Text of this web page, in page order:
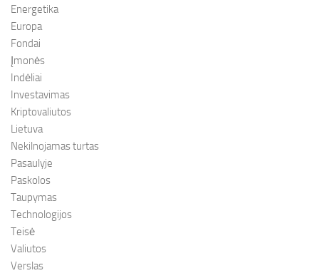
Energetika
Europa
Fondai
Įmonės
Indėliai
Investavimas
Kriptovaliutos
Lietuva
Nekilnojamas turtas
Pasaulyje
Paskolos
Taupymas
Technologijos
Teisė
Valiutos
Verslas